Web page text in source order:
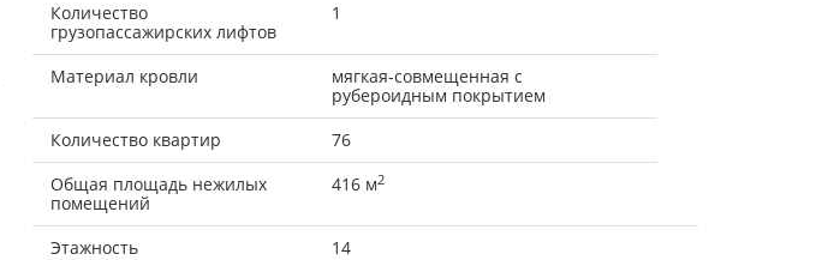
Количество
грузопассажирских лифтов
1
Материал кровли
мягкая-совмещенная с
рубероидным покрытием
Количество квартир
76
Общая площадь нежилых
помещений
416 м2
Этажность
14